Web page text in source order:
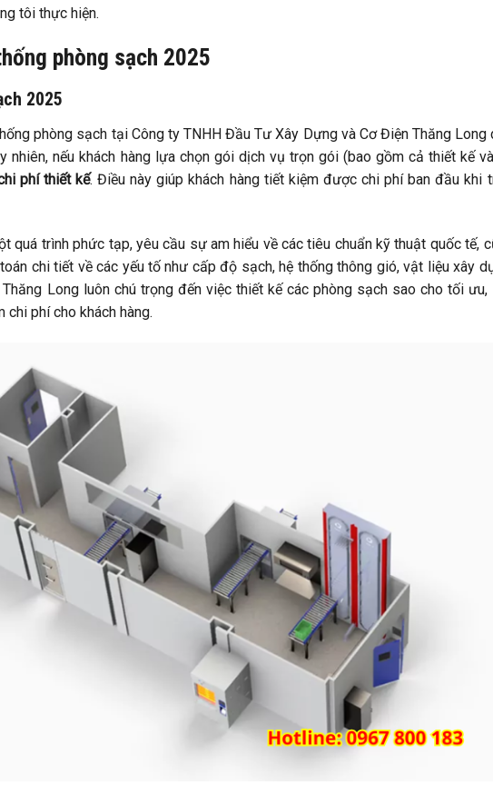
tôi thực hiện.
phòng sạch 2025
2025
phòng sạch tại Công ty TNHH Đầu Tư Xây Dựng và Cơ Điện Thăng Long
nhiên, nếu khách hàng lựa chọn gói dịch vụ trọn gói (bao gồm cả thiết kế
phí thiết kế. Điều này giúp khách hàng tiết kiệm được chi phí ban đầu khi
quá trình phức tạp, yêu cầu sự am hiểu về các tiêu chuẩn kỹ thuật quốc tế,
chi tiết về các yếu tố như cấp độ sạch, hệ thống thông gió, vật liệu xây
Long luôn chú trọng đến việc thiết kế các phòng sạch sao cho tối
chi phí cho khách hàng.